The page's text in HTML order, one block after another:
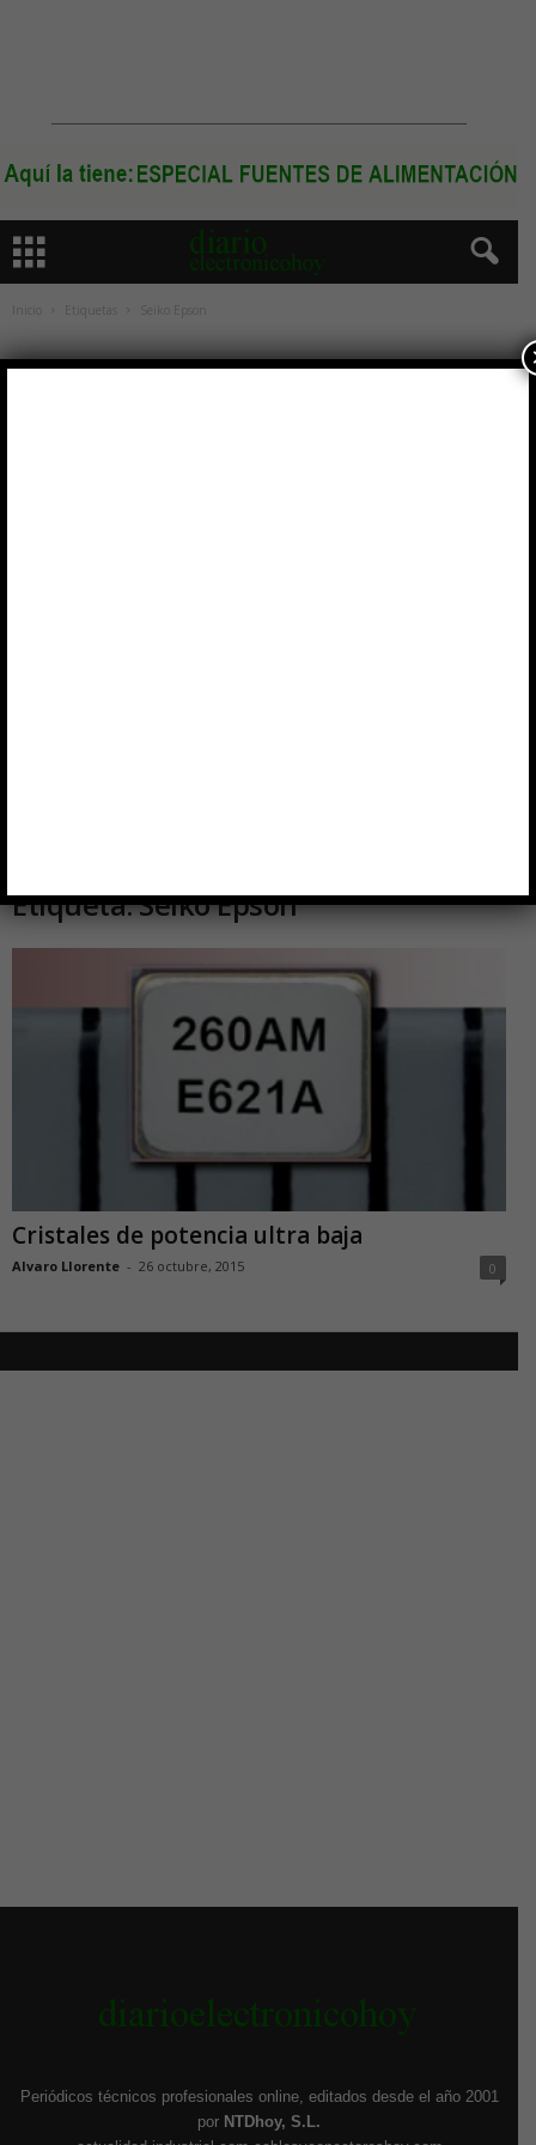
Etiqueta: Seiko Epson
Cristales de potencia ultra baja
Alvaro Llorente - 26 octubre, 2015 0
Periódicos técnicos profesionales online, editados desde el año 2001
por NTDhoy, S.L.